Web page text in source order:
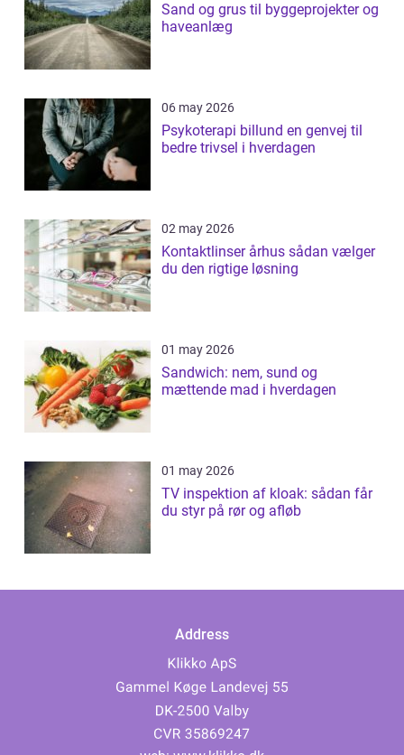
Sand og grus til byggeprojekter og
haveanlæg
06 may 2026
Psykoterapi billund en genvej til
bedre trivsel i hverdagen
02 may 2026
Kontaktlinser århus sådan vælger
du den rigtige løsning
01 may 2026
Sandwich: nem, sund og
mættende mad i hverdagen
01 may 2026
TV inspektion af kloak: sådan får
du styr på rør og afløb
Address